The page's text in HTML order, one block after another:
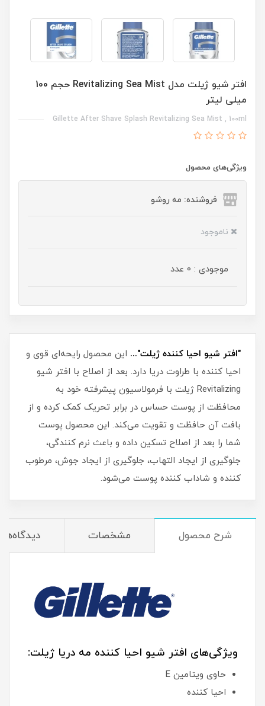
افتر شیو ژیلت مدل Revitalizing Sea Mist حجم 100
میلی لیتر
Gillette After Shave Splash Revitalizing Sea Mist , 100ml
ویژگی‌های محصول
فروشنده: مه رو‌شو
ناموجود
موجودی : 0 عدد
"افتر شیو احیا کننده ژیلت"... این محصول رایحه‌ای قوی و
احیا کننده با طراوت دریا دارد. بعد از اصلاح با افتر شیو
Revitalizing ژیلت با فرمولاسیون پیشرفته خود به
محافظت از پوست حساس در برابر تحریک کمک کرده و از
بافت آن حافظت و تقویت می‌کند. این محصول پوست
شما را بعد از اصلاح تسکین داده و باعث نرم کنندگی،
جلوگیری از ایجاد التهاب، جلوگیری از ایجاد جوش، مرطوب
کننده و شاداب کننده پوست می‌شود.
شرح محصول مشخصات دیدگاه‌ها
ویژگی‌های افتر شیو احیا کننده مه دریا ژیلت:
حاوی ویتامین E
احیا کننده